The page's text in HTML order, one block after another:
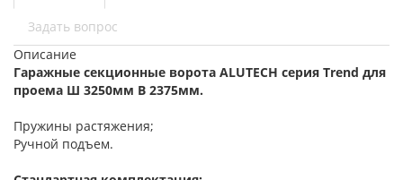
Задать вопрос
Описание
Гаражные секционные ворота ALUTECH серия Trend для
проема Ш 3250мм В 2375мм.
Пружины растяжения;
Ручной подъем.